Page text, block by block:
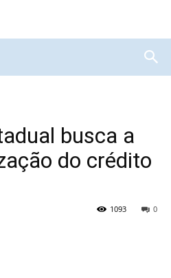
busca a
do crédito
0
1093